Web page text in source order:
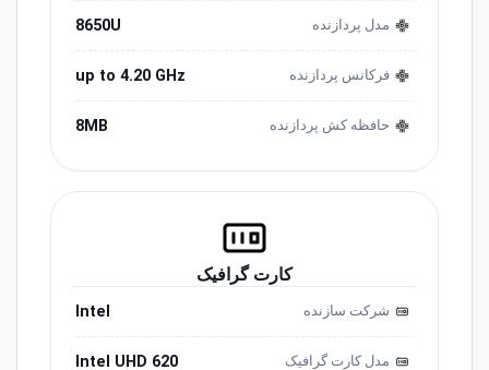
مدل پردازنده 8650U
فرکانس پردازنده up to 4.20 GHz
حافظه کش پردازنده 8MB
کارت گرافیک
شرکت سازنده Intel
مدل کارت گرافیک Intel UHD 620